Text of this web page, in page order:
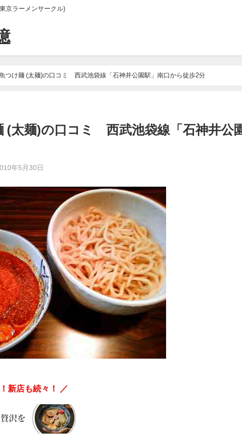
京ラーメンサークル)
つけ麺 (太麺)の口コミ 西武池袋線「石神井公園駅」南口から徒歩2分
(太麺)の口コミ 西武池袋線「石神井公
年5月30日
新店も続々！ ／